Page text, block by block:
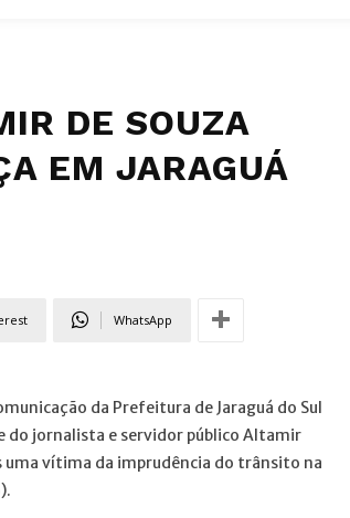
DE SOUZA
EM JARAGUÁ
WhatsApp
da Prefeitura de Jaraguá do Sul
do jornalista e servidor público Altamir
vítima da imprudência do trânsito na